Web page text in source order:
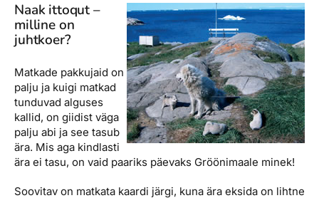
Naak ittoqut –
milline on
juhtkoer?
Matkade pakkujaid on
palju ja kuigi matkad
tunduvad alguses
kallid, on giidist väga
palju abi ja see tasub
ära. Mis aga kindlasti
ära ei tasu, on vaid paariks päevaks Gröönimaale minek!
Soovitav on matkata kaardi järgi, kuna ära eksida on lihtne